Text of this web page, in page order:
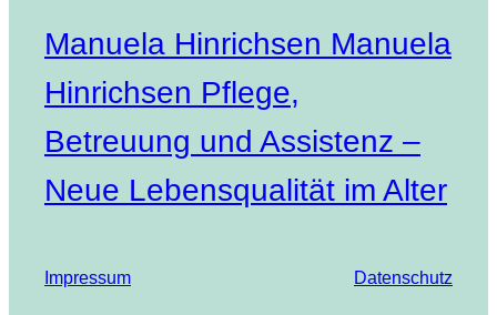
Manuela Hinrichsen Manuela
Hinrichsen Pflege,
Betreuung und Assistenz –
Neue Lebensqualität im Alter
Impressum Datenschutz